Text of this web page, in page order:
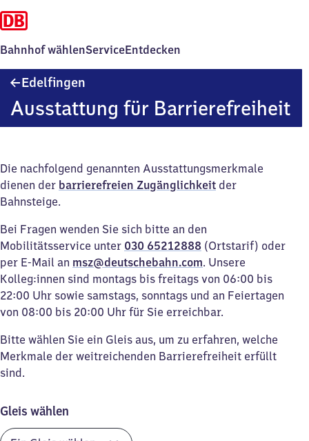
Bahnhof wählenServiceEntdecken
Edelfingen
Ausstattung für Barrierefreiheit
Die nachfolgend genannten Ausstattungsmerkmale
dienen der barrierefreien Zugänglichkeit der
Bahnsteige.
Bei Fragen wenden Sie sich bitte an den
Mobilitätsservice unter 030 65212888 (Ortstarif) oder
per E-Mail an msz@deutschebahn.com. Unsere
Kolleg:innen sind montags bis freitags von 06:00 bis
22:00 Uhr sowie samstags, sonntags und an Feiertagen
von 08:00 bis 20:00 Uhr für Sie erreichbar.
Bitte wählen Sie ein Gleis aus, um zu erfahren, welche
Merkmale der weitreichenden Barrierefreiheit erfüllt
sind.
Gleis wählen